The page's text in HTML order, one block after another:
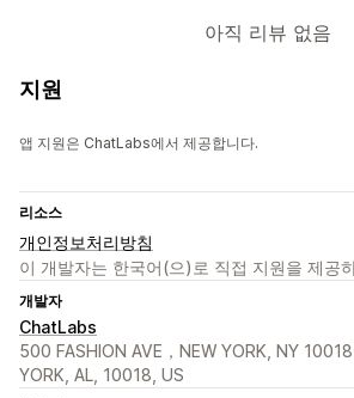
아직 리뷰 없음
지원
앱 지원은 ChatLabs에서 제공합니다.
리소스
개인정보처리방침
이 개발자는 한국어(으)로 직접 지원을 제공
개발자
ChatLabs
500 FASHION AVE，NEW YORK, NY
YORK, AL, 10018, US